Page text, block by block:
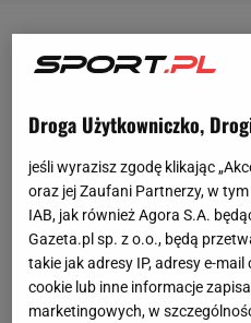
Hubert Hurkacz (9. ATP)
pierwszymmeczumierzył
rankingu zajmuje bardzo
mu się skutecznie przejść
których wystąpił dzięki
wygrywał juniorskieUS
nie układała się po jego
Droga Użytkowniczko,
jeśli wyrazisz zgodę klikając
oraz jej Zaufani Partnerzy, w tym
IAB, jak również Agora S.A.
Gazeta.pl sp. z o.o., będą
takie jak adresy IP, adresy e-
cookie lub inne informacje
marketingowych, w